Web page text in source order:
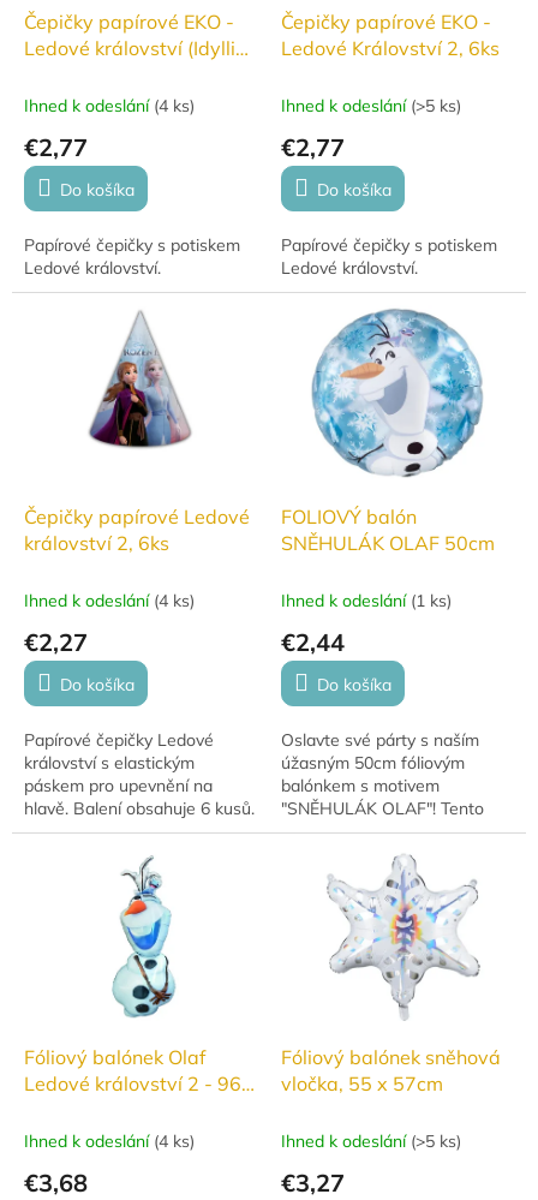
Čepičky papírové EKO -
Ledové království (Idyllic
Ihned k odeslání (4 ks)
€2,77
Do košíka
Papírové čepičky s potiskem
Ledové království.
Čepičky papírové EKO -
Ledové Království 2, 6ks
Ihned k odeslání (>5 ks)
€2,77
Do košíka
Papírové čepičky s potiskem
Ledové království.
Čepičky papírové Ledové
království 2, 6ks
Ihned k odeslání (4 ks)
€2,27
Do košíka
Papírové čepičky Ledové
království s elastickým
páskem pro upevnění na
hlavě. Balení obsahuje 6 kusů.
Průměr čepičky: 13,5 cm.
FOLIOVÝ balón
SNĚHULÁK OLAF 50cm
Ihned k odeslání (1 ks)
€2,44
Do košíka
Oslavte své párty s naším
úžasným 50cm fóliovým
balónkem s motivem
"SNĚHULÁK OLAF"! Tento
velký a barevný balónek přímo
na vaši oslavu. Perfektní
dekorace pro narozeninové...
Fóliový balónek Olaf
Ledové království 2 - 96 x
Ihned k odeslání (4 ks)
€3,68
Fóliový balónek sněhová
vločka, 55 x 57cm
Ihned k odeslání (>5 ks)
€3,27